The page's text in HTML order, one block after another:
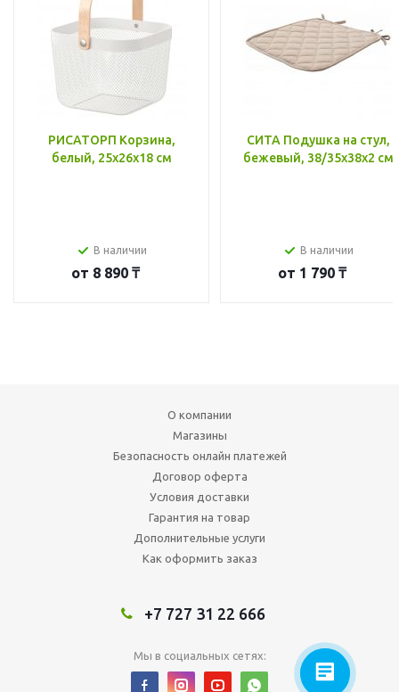
РИСАТОРП Корзина,
белый, 25x26x18 см
В наличии
от 8 890 ₸
СИТА Подушка на стул,
бежевый, 38/35x38x2 см
В наличии
от 1 790 ₸
О компании
Магазины
Безопасность онлайн платежей
Договор оферта
Условия доставки
Гарантия на товар
Дополнительные услуги
Как оформить заказ
+7 727 31 22 666
Мы в социальных сетях: